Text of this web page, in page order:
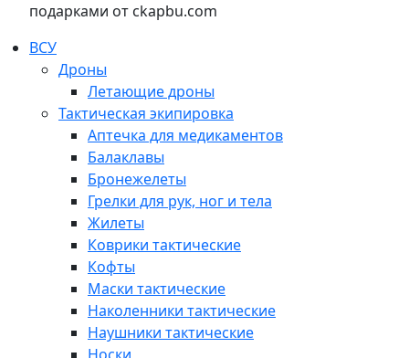
подарками от ckapbu.com
ВСУ
Дроны
Летающие дроны
Тактическая экипировка
Аптечка для медикаментов
Балаклавы
Бронежелеты
Грелки для рук, ног и тела
Жилеты
Коврики тактические
Кофты
Маски тактические
Наколенники тактические
Наушники тактические